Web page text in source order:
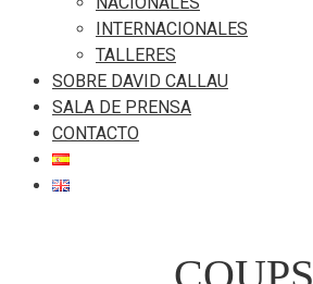
INTERNACIONALES
TALLERES
SOBRE DAVID CALLAU
SALA DE PRENSA
CONTACTO